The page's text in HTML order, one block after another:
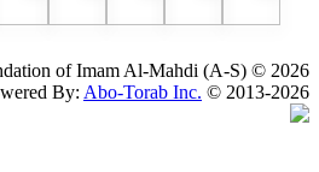
Studies Foundation of Imam Al-
v1.0, Powered By:Abo-Torab Inc.